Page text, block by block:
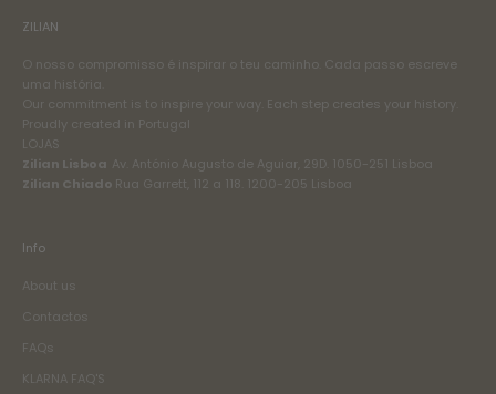
ZILIAN
O nosso compromisso é inspirar o teu caminho. Cada passo escreve
uma história.
Our commitment is to inspire your way. Each step creates your history.
Proudly created in Portugal
LOJAS
Zilian Lisboa Av. António Augusto de Aguiar, 29D. 1050-251 Lisboa
Zilian Chiado Rua Garrett, 112 a 118. 1200-205 Lisboa
Info
About us
Contactos
FAQs
KLARNA FAQ'S